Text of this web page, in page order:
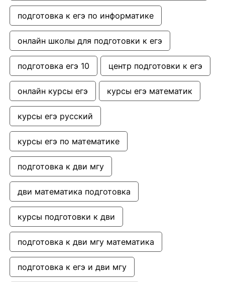
подготовка к егэ по информатике
онлайн школы для подготовки к егэ
подготовка егэ 10 центр подготовки к егэ
онлайн курсы егэ курсы егэ математик
курсы егэ русский
курсы егэ по математике
подготовка к дви мгу
дви математика подготовка
курсы подготовки к дви
подготовка к дви мгу математика
подготовка к егэ и дви мгу